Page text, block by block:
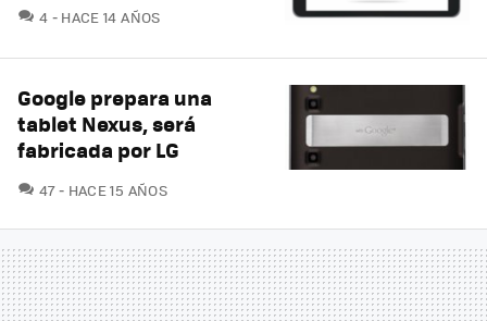
4 COMENTARIOS
HACE 14 AÑOS
Google prepara una
tablet Nexus, será
fabricada por LG
47COMENTARIOS
HACE 15 AÑOS